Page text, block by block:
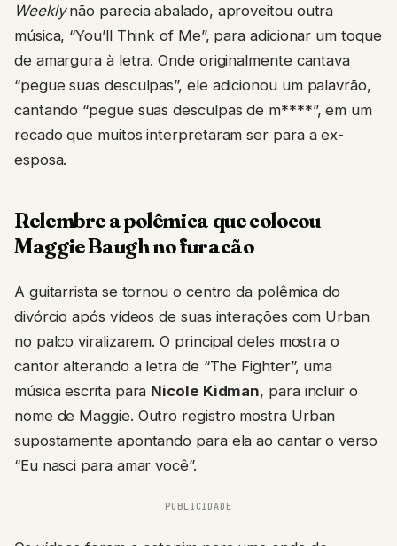
Weeklynão parecia abalado, aproveitou outra
música, “You’ll Think of Me”, para adicionar um toque
de amargura à letra. Onde originalmente cantava
“pegue suas desculpas”, ele adicionou um palavrão,
cantando “pegue suas desculpas de m****”, em um
recado que muitos interpretaram ser para a ex-
esposa.
Relembre a polêmica que colocou
Maggie Baugh no furacão
A guitarrista se tornou o centro da polêmica do
divórcio após vídeos de suas interações com Urban
no palco viralizarem. O principal deles mostra o
cantor alterando a letra de “The Fighter”, uma
música escrita para Nicole Kidman, para incluir o
nome de Maggie. Outro registro mostra Urban
supostamente apontando para ela ao cantar o verso
“Eu nasci para amar você”.
PUBLICIDADE